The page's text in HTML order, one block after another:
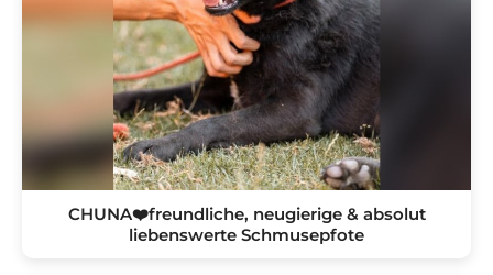
CHUNA❤️freundliche, neugierige & absolut
liebenswerte Schmusepfote